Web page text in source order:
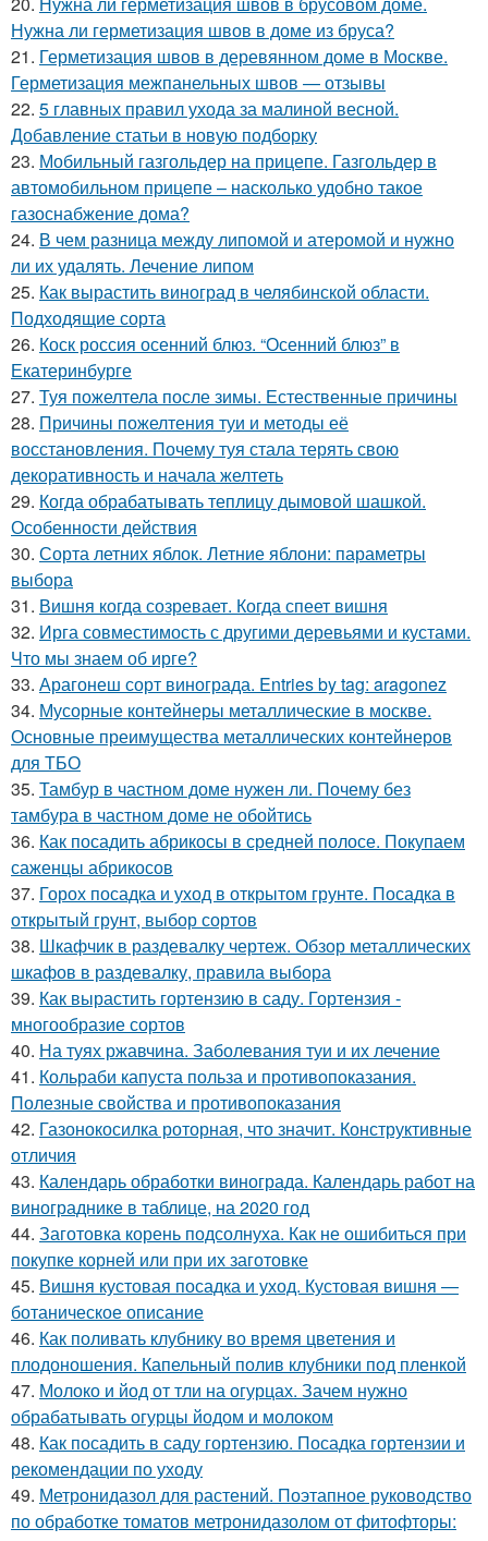
Нужна ли герметизация швов в доме из бруса?
21. Герметизация швов в деревянном доме в Москве.
Герметизация межпанельных швов — отзывы
22. 5 главных правил ухода за малиной весной.
Добавление статьи в новую подборку
23. Мобильный газгольдер на прицепе. Газгольдер в
автомобильном прицепе – насколько удобно такое
газоснабжение дома?
24. В чем разница между липомой и атеромой и нужно
ли их удалять. Лечение липом
25. Как вырастить виноград в челябинской области.
Подходящие сорта
26. Коск россия осенний блюз. “Осенний блюз” в
Екатеринбурге
27. Туя пожелтела после зимы. Естественные причины
28. Причины пожелтения туи и методы её
восстановления. Почему туя стала терять свою
декоративность и начала желтеть
29. Когда обрабатывать теплицу дымовой шашкой.
Особенности действия
30. Сорта летних яблок. Летние яблони: параметры
выбора
31. Вишня когда созревает. Когда спеет вишня
32. Ирга совместимость с другими деревьями и кустами.
Что мы знаем об ирге?
33. Арагонеш сорт винограда. Entries by tag: aragonez
34. Мусорные контейнеры металлические в москве.
Основные преимущества металлических контейнеров
для ТБО
35. Тамбур в частном доме нужен ли. Почему без
тамбура в частном доме не обойтись
36. Как посадить абрикосы в средней полосе. Покупаем
саженцы абрикосов
37. Горох посадка и уход в открытом грунте. Посадка в
открытый грунт, выбор сортов
38. Шкафчик в раздевалку чертеж. Обзор металлических
шкафов в раздевалку, правила выбора
39. Как вырастить гортензию в саду. Гортензия -
многообразие сортов
40. На туях ржавчина. Заболевания туи и их лечение
41. Кольраби капуста польза и противопоказания.
Полезные свойства и противопоказания
42. Газонокосилка роторная, что значит. Конструктивные
отличия
43. Календарь обработки винограда. Календарь работ на
винограднике в таблице, на 2020 год
44. Заготовка корень подсолнуха. Как не ошибиться при
покупке корней или при их заготовке
45. Вишня кустовая посадка и уход. Кустовая вишня —
ботаническое описание
46. Как поливать клубнику во время цветения и
плодоношения. Капельный полив клубники под пленкой
47. Молоко и йод от тли на огурцах. Зачем нужно
обрабатывать огурцы йодом и молоком
48. Как посадить в саду гортензию. Посадка гортензии и
рекомендации по уходу
49. Метронидазол для растений. Поэтапное руководство
по обработке томатов метронидазолом от фитофторы: